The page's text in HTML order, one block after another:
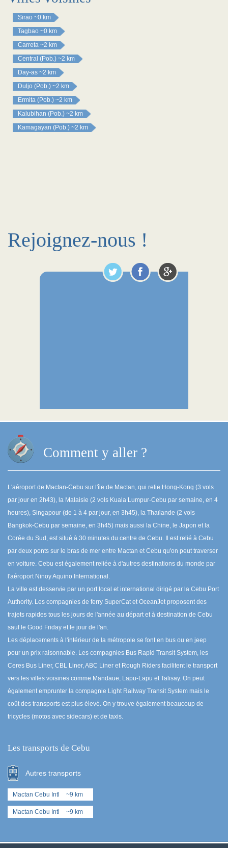
Sirao ~0 km
Tagbao ~0 km
Carreta ~2 km
Central (Pob.) ~2 km
Day-as ~2 km
Duljo (Pob.) ~2 km
Ermita (Pob.) ~2 km
Kalubihan (Pob.) ~2 km
Kamagayan (Pob.) ~2 km
Rejoignez-nous !
Comment y aller ?
L'aéroport de Mactan-Cebu sur l'île de Mactan, qui relie Hong-Kong (3 vols
par jour en 2h43), la Malaisie (2 vols Kuala Lumpur-Cebu par semaine, en 4
heures), Singapour (de 1 à 4 par jour, en 3h45), la Thaïlande (2 vols
Bangkok-Cebu par semaine, en 3h45) mais aussi la Chine, le Japon et la
Corée du Sud, est situé à 30 minutes du centre de Cebu. Il est relié à Cebu
par deux ponts sur le bras de mer entre Mactan et Cebu qu'on peut traverser
en voiture. Cebu est également reliée à d'autres destinations du monde par
l'aéroport Ninoy Aquino International.
La ville est desservie par un port local et international dirigé par la Cebu Port
Authority. Les compagnies de ferry SuperCat et OceanJet proposent des
trajets rapides tous les jours de l'année au départ et à destination de Cebu
sauf le Good Friday et le jour de l'an.
Les déplacements à l'intérieur de la métropole se font en bus ou en jeep
pour un prix raisonnable. Les compagnies Bus Rapid Transit System, les
Ceres Bus Liner, CBL Liner, ABC Liner et Rough Riders facilitent le transport
vers les villes voisines comme Mandaue, Lapu-Lapu et Talisay. On peut
également emprunter la compagnie Light Railway Transit System mais le
coût des transports est plus élevé. On y trouve également beaucoup de
tricycles (motos avec sidecars) et de taxis.
Les transports de Cebu
Autres transports
Mactan Cebu Intl ~9 km
Mactan Cebu Intl ~9 km